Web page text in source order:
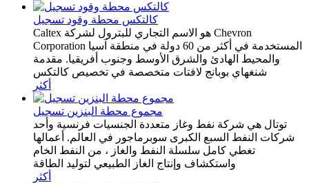
كالتكس محطة وقود تسجيل
Caltex هو الاسم التجاري للبترول لشركة Chevron
Corporation المستخدمة في أكثر من 60 دولة في منطقة آسيا
والمحيط الهادئ والشرق الأوسط وجنوب أفريقيا. مقدمة
شنغهاي بوبانج لافتات متخصصة في تخصيص كالتكس
أكثر
مجموع محطة البنزين تسجيل
توتال هي شركة نفط وغاز متعددة الجنسيات فرنسية وأحد
شركات النفط السبع الكبرى سوبرماجور في العالم. أعمالها
تغطي كامل سلسلة النفط والغاز ، من النفط الخام
واستكشاف وإنتاج الغاز الطبيعي لتوليد الطاقة
أكثر